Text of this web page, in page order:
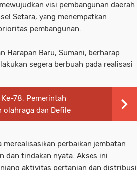
visi pembangunan daerah
Setara, yang menempatkan
pembangunan.
Harapan Baru, Sumani, berharap
segera berbuah pada realisasi
Ke-78, Pemerintah
olahraga dan Defile
perbaikan jembatan
dan tindakan nyata. Akses ini
aktivitas pertanian dan distribusi